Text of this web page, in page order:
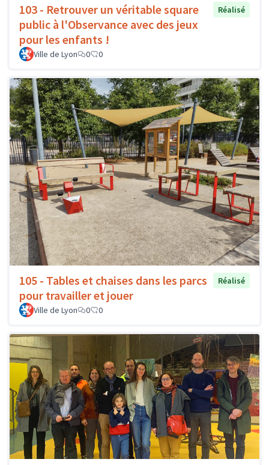
103 - Retrouver un véritable square
public à l'Observance avec des jeux
pour les enfants !
Réalisé
Ville de Lyon 0 0
105 - Tables et chaises dans les parcs
pour travailler et jouer
Réalisé
Ville de Lyon 0 0